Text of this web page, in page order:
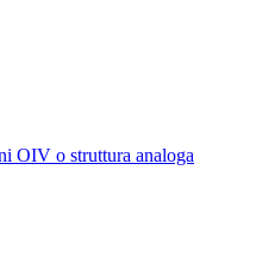
OIV o struttura analoga